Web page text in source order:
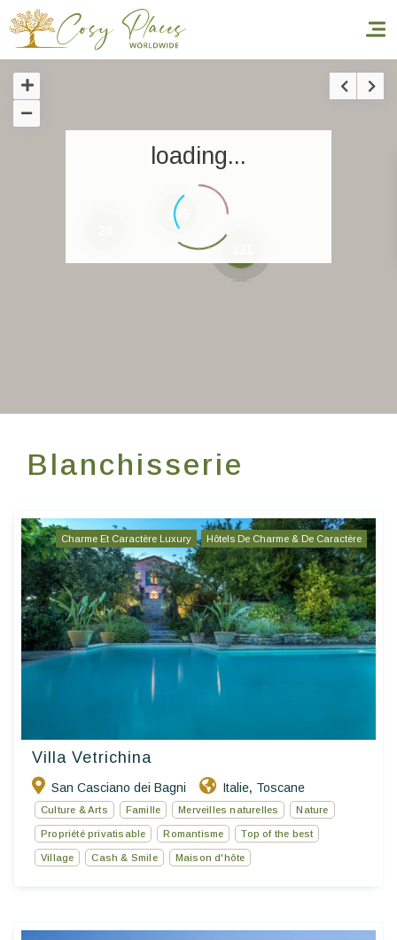
Accueil
Réserver un séjour
Nos adresses dans le monde
World’s Best Hotels
FR
105
loading...
Blanchisserie
Charme Et Caractère Luxury Hôtels De Charme & De Caractère
Villa Vetrichina
San Casciano dei Bagni Italie, Toscane
Culture & Arts Famille Merveilles naturelles Nature
Propriété privatisable Romantisme Top of the best
Village Cash & Smile Maison d'hôte